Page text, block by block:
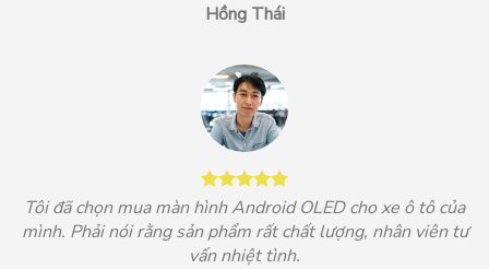
Hồng Thái
Tôi đã chọn mua màn hình Android OLED cho xe ô tô của
mình. Phải nói rằng sản phẩm rất chất lượng, nhân viên tư
vấn nhiệt tình.